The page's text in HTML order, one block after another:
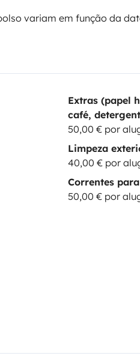
variam em função da
Extras (papel
café,
50,00 € por
Limpeza
40,00 € por
Correntes
50,00 € por